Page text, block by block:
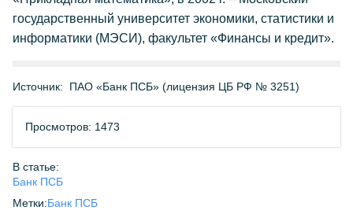
государственный университет экономики, статистики и
информатики (МЭСИ), факультет «Финансы и кредит».
Источник: ПАО «Банк ПСБ» (лицензия ЦБ РФ № 3251)
Просмотров: 1473
В статье:
Банк ПСБ
Метки:Банк ПСБ